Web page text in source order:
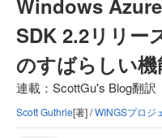
Windows
SDK 2.2リリー
のすばらしい機
連載：ScottGu's Blog翻訳
Scott Guthrie[著] /WINGSプロジ